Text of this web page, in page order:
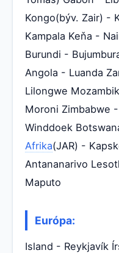
Kongo(býv. Zair) -
Kampala Keňa -
Burundi -
Angola - Luanda
Lilongwe
Moroni Zimbabwe
Winddoek
Afrika(JAR) -
Antananarivo
Maputo
Európa:
Island - Reykjavík